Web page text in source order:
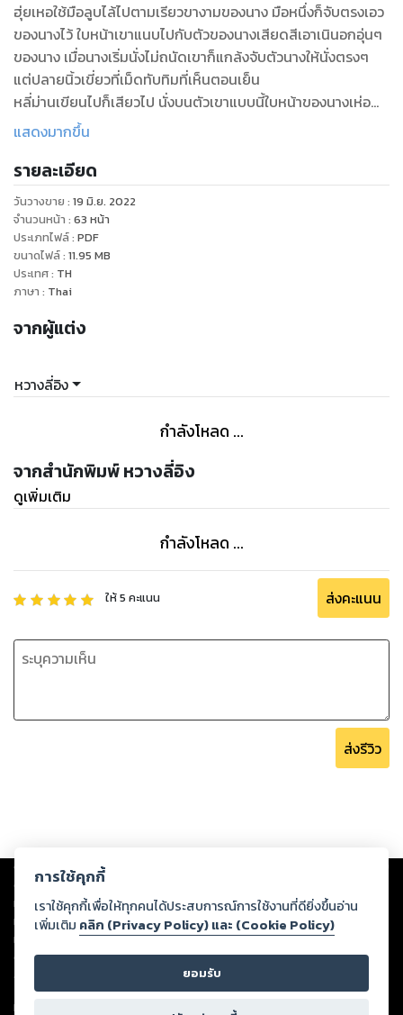
ฮุ่ยเหอใช้มือลูบไล้ไปตามเรียวขางามของนาง มือหนึ่งก็จับตรงเอว
ของนางไว้ ใบหน้าเขาแนบไปกับตัวของนางเสียดสีเอาเนินอกอุ่นๆ
ของนาง เมื่อนางเริ่มนั่งไม่ถนัดเขาก็แกล้งจับตัวนางให้นั่งตรงๆ
แต่ปลายนิ้วเขี่ยวที่เม็ดทับทิมที่เห็นตอนเย็น
หลี่ม่านเขียนไปก็เสียวไป นั่งบนตัวเขาแบบนี้ใบหน้าของนางเห่อ
ร้อนไปหมด แถมยังมีอะไรดุ๊กดิ๊กทิ่มก้นของนาง แต่นางก็ไม่กล้า
มาบ้าง แต่มิเคยเท่านั้นเอง โดยเฉพาะหนังสือ “สมุดใต้หมอน” ที่มี
ท่วงท่าแห่งรักทางเพศในราชสำนัก ที่มีคนคัดลอกต่อๆ มา แต่ละท่า
นั้นช่างชวนสยิวยิ่งนัก
ฮุ่ยเหอนิ่ง! ยามนางนั่งข้างบนยิ่งนานเขายิ่งอยากได้นางมากขึ้น
เรื่อยๆ
หลี่ม่านที่นึกอยากจะแกล้งท่านเหอจึงบดเบียดก้นของนางลงเน้นๆ
“อ่าห์...หลี่ม่าน...ซี๊ดดดดดด” ฮุ่ยเหอที่แทบทนไม่ไหวแล้ว อยากจับ
แสดงมากขึ้น
รายละเอียด
วันวางขาย : 19 มิ.ย. 2022
จำนวนหน้า : 63 หน้า
ประเภทไฟล์: PDF
ขนาดไฟล์: 11.95 MB
ประเทศ: TH
ภาษา : Thai
จากผู้แต่ง
หวางลี่อิง
กำลังโหลด ...
จากสำนักพิมพ์ หวางลี่อิง
ดูเพิ่มเติม
กำลังโหลด ...
ให้5 คะแนน ส่งคะแนน
ส่งรีวิว
Copyright © 2026
ต่อผลงานหรือเนื้อหาใดที่อัปโหลดผ่านเว็บไซต์และปรากฏว่าละเมิดสิทธิใน
ทรัพย์สินทางปัญญาของบุคคลอื่นหรือขัดต่อกฎหมายและศีลธรรม ดังนั้น ผู้อ่าน
ทุกท่านโปรดใช้วิจารณญาณในการกลั่นกรองด้วยตนเอง และหากท่านพบว่าส่วน
หนึ่งส่วนใดขัดต่อกฎหมายและศีลธรรม กรุณาแจ้งมายังบริษัท เพื่อทีมงานจะได้
ดำเนินการในทันที ทั้งนี้ ทางสตอรี่ล็อกขอสงวนลิขสิทธิ์ตามพระราชบัญญัติ
ลิขสิทธิ์ พ.ศ. 2537 (ฉบับล่าสุด)
For support: member@ookbee.com
การใช้คุกกี้
เราใช้คุกกี้เพื่อให้ทุกคนได้ประสบการณ์การใช้งานที่ดียิ่งขึ้นอ่าน
เพิ่มเติม คลิก (Privacy Policy) และ (Cookie Policy)
ยอมรับ